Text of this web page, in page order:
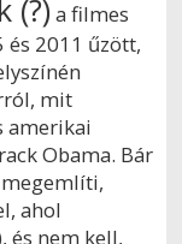
(?) a filmes
és 2011 űzött,
mit
amerikai
Obama. Bár
ahol
és nem kell,